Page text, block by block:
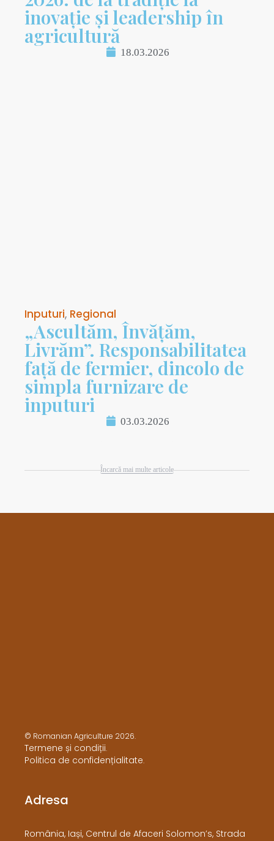
inovație și leadership în
agricultură
18.03.2026
Inputuri, Regional
„Ascultăm, Învățăm,
Livrăm”. Responsabilitatea
față de fermier, dincolo de
simpla furnizare de
inputuri
03.03.2026
Încarcă mai multe articole
© Romanian Agriculture 2026.
Termene și condiții.
Politica de confidențialitate.
Adresa
​România, Iași, Centrul de Afaceri Solomon’s, Strada